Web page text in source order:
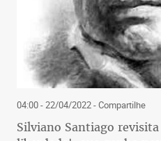
04:00 - 22/04/2022- Compartilhe
Silviano Santiago